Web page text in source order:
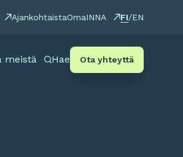
AjankohtaistaOmaINNA FI/EN
meistä Hae Ota yhteyttä